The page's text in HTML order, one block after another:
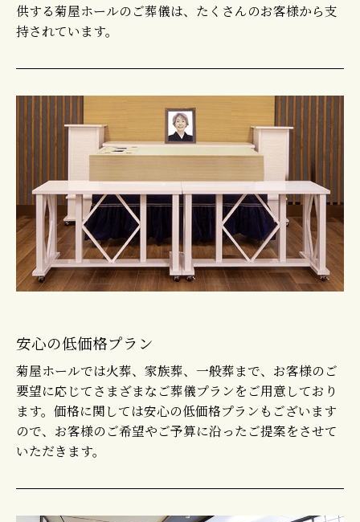
供する菊屋ホールのご葬儀は、たくさんのお客様から支
持されています。
安心の低価格プラン
菊屋ホールでは火葬、家族葬、一般葬まで、お客様のご
要望に応じてさまざまなご葬儀プランをご用意しており
ます。価格に関しては安心の低価格プランもございます
ので、お客様のご希望やご予算に沿ったご提案をさせて
いただきます。